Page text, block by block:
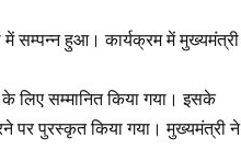
में सम्पन्न हुआ। कार्यक्रम में मुख्यमंत्री
के लिए सम्मानित किया गया। इसके
पर पुरस्कृत किया गया। मुख्यमंत्री ने